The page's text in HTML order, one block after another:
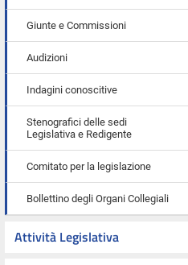
Giunte e Commissioni
Audizioni
Indagini conoscitive
Stenografici delle sedi
Legislativa e Redigente
Comitato per la legislazione
Bollettino degli Organi Collegiali
Attività Legislativa